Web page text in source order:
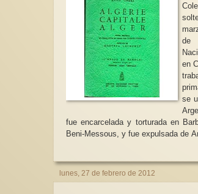
de
en
se
fue encarcelada y torturada en
Beni-Messous, y fue expulsada
lunes, 27 de febrero de 2012